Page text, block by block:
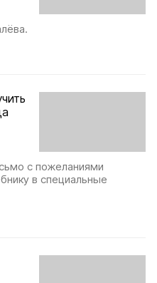
с пожеланиями
в специальные